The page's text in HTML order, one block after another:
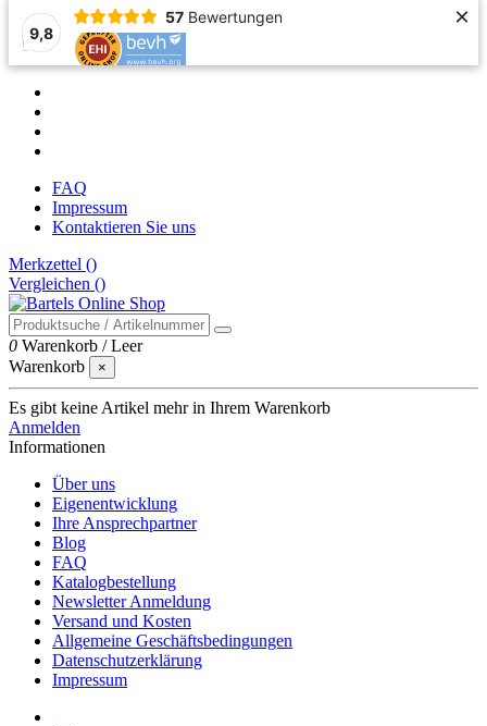
9,8
57 Bewertungen ×
FAQ
Impressum
Kontaktieren Sie uns
Merkzettel ()
Vergleichen ()
0 Warenkorb /Leer
Warenkorb
×
Es gibt keine Artikel mehr in Ihrem Warenkorb
Anmelden
Informationen
Über uns
Eigenentwicklung
Ihre Ansprechpartner
Blog
FAQ
Katalogbestellung
Newsletter Anmeldung
Versand und Kosten
Allgemeine Geschäftsbedingungen
Datenschutzerklärung
Impressum